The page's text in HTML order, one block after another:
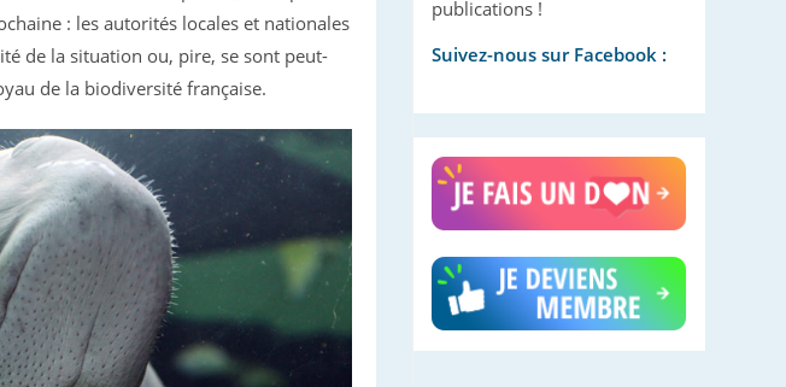
: les autorités locales et nationales
de la situation ou, pire, se sont peut-
de la biodiversité française.
publications !
Suivez-nous sur Facebook :